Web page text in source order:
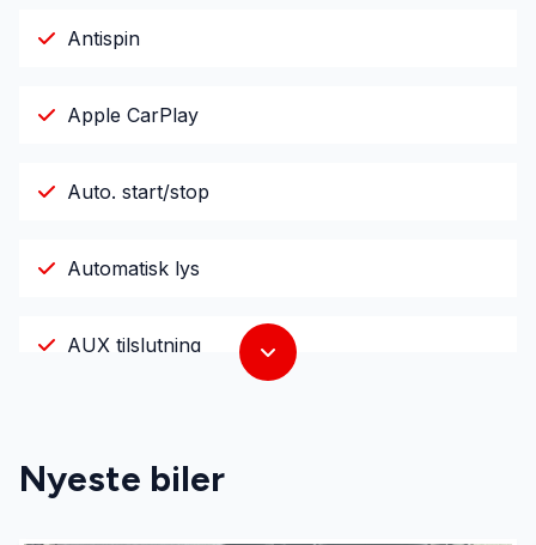
Antispin
Apple CarPlay
Auto. start/stop
Automatisk lys
AUX tilslutning
DAB radio
Nyeste biler